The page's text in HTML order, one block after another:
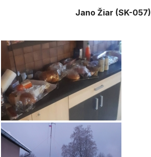
Jano Žiar (SK-057)